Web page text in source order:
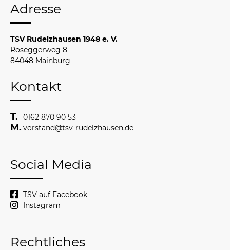
Adresse
TSV Rudelzhausen 1948 e. V.
Roseggerweg 8
84048 Mainburg
Kontakt
0162 870 90 53
vorstand@tsv-rudelzhausen.de
Social Media
TSV auf Facebook
Instagram
Rechtliches